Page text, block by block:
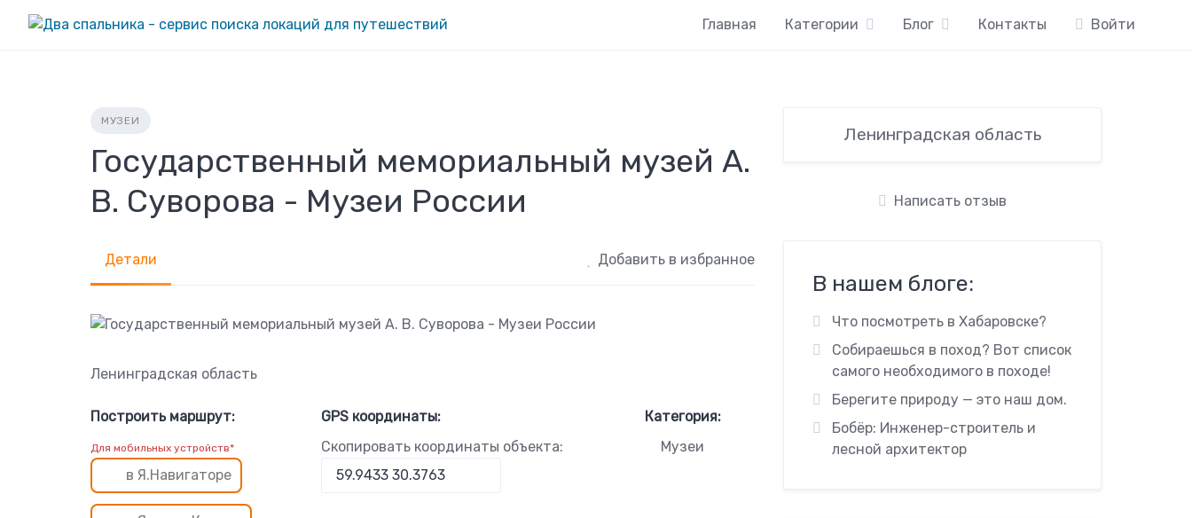
Главная Категории Блог Контакты Войти
МУЗЕИ
Государственный мемориальный музей А.
В. Суворова - Музеи России
Детали Добавить в избранное
Ленинградская область
Построить маршрут:
Для мобильных устройств*
в Я.Навигаторе
GPS координаты:
Скопировать координаты объекта:
Категория:
Музеи
Ленинградская область
Написать отзыв
В нашем блоге:
Что посмотреть в Хабаровске?
Собираешься в поход? Вот список
самого необходимого в походе!
Берегите природу — это наш дом.
Бобёр: Инженер-строитель и
лесной архитектор